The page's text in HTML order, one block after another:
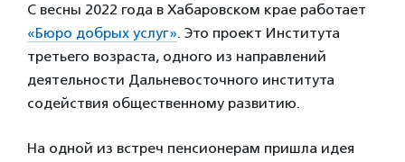
С весны 2022 года в Хабаровском крае работает
«Бюро добрых услуг». Это проект Института
третьего возраста, одного из направлений
деятельности Дальневосточного института
содействия общественному развитию.
На одной из встреч пенсионерам пришла идея